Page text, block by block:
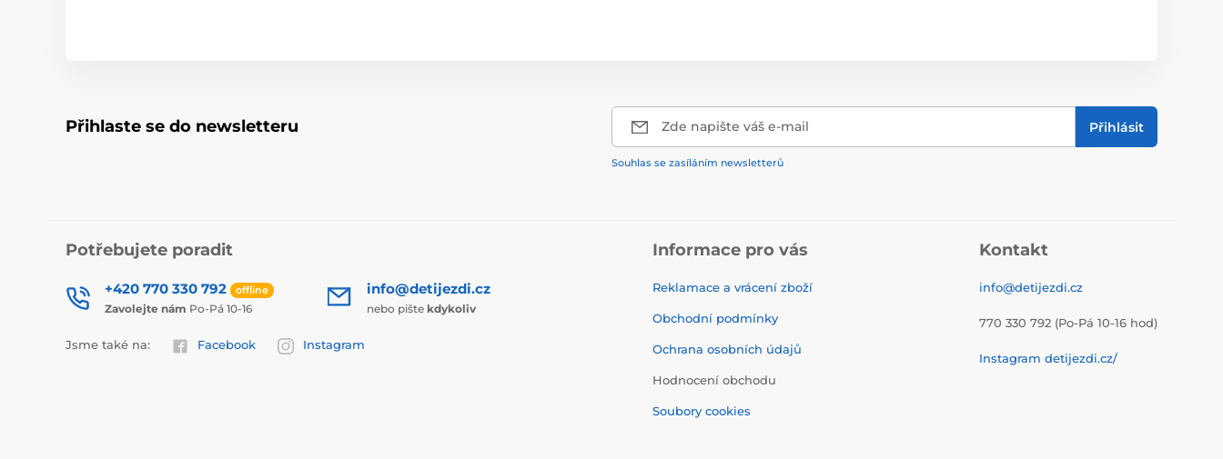
Přihlaste se do newsletteru Zde napište váš e-mail Přihlásit
Souhlas se zasíláním newsletterů
Potřebujete poradit
+420 770 330 792 offline
Zavolejte nám Po-Pá 10-16
info@detijezdi.cz
nebo pište kdykoliv
Jsme také na: Facebook Instagram
Informace pro vás
Reklamace a vrácení zboží
Obchodní podmínky
Ochrana osobních údajů
Hodnocení obchodu
Soubory cookies
Kontakt
info@detijezdi.cz
770 330 792 (Po-Pá 10-16 hod)
Instagram detijezdi.cz/